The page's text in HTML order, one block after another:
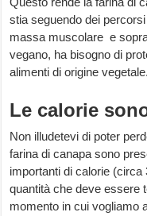
stia seguendo dei
massa muscolare e
vegano, ha bisogno di
alimenti di origine vegetale.
Le calorie
Non illudetevi di poter
farina di canapa sono
importanti di calorie
quantità che deve essere
momento in cui vogliamo